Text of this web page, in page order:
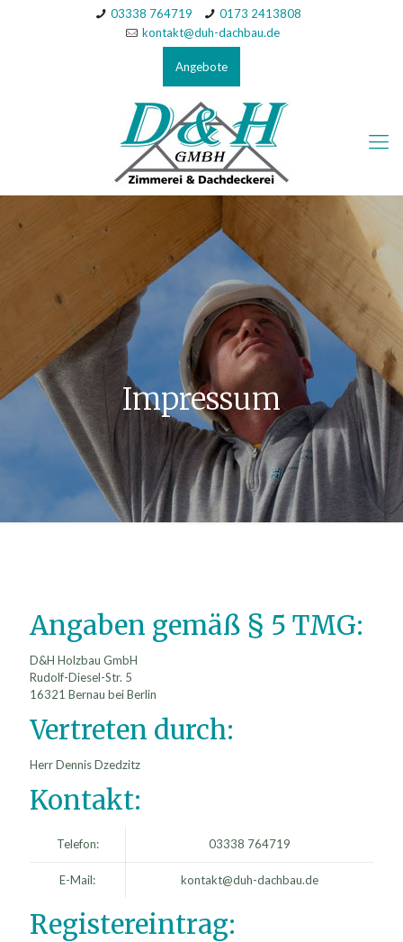
03338 764719
0173 2413808
kontakt@duh-dachbau.de
Angebote
Impressum
Angaben gemäß § 5 TMG:
D&H Holzbau GmbH
Rudolf-Diesel-Str. 5
16321 Bernau bei Berlin
Vertreten durch:
Herr Dennis Dzedzitz
Kontakt:
Telefon: 03338 764719
E-Mail: kontakt@duh-dachbau.de
Registereintrag: